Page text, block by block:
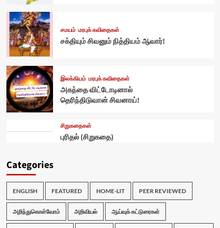
சமயம் மரபுக் கவிதைகள்
சக்தியும் சிவனும் நித்தியம் ஆவார்!
இலக்கியம் மரபுக் கவிதைகள்
அகந்தை விட்டோடினால்
தெரிந்திடுவான் சிவனாய்!
சிறுகதைகள்
புரிதல் (சிறுகதை)
Categories
ENGLISH FEATURED HOME-LIT PEER REVIEWED
அறிந்துகொள்வோம் அறிவியல் ஆய்வுக் கட்டுரைகள்